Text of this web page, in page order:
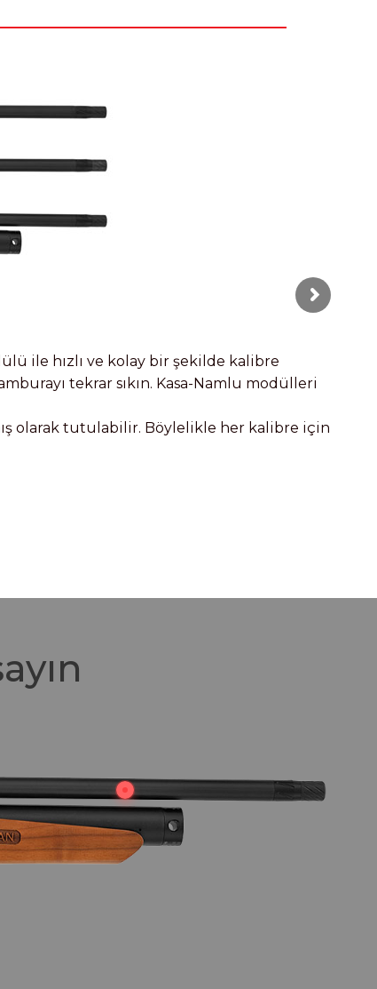
ile hızlı ve kolay bir şekilde kalibre
tekrar sıkın. Kasa-Namlu modülleri
olarak tutulabilir. Böylelikle her kalibre için